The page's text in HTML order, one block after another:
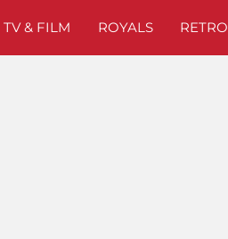
TV & FILM ROYALS RETRO